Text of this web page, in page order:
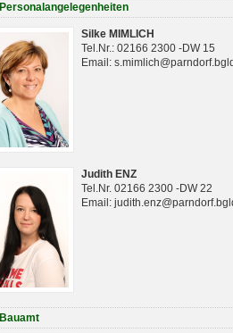
Personalangelegenheiten
Silke MIMLICH
Tel.Nr.: 02166 2300 -DW 15
Email:
Judith ENZ
Tel.Nr. 02166 2300 -DW 22
Email:
Bauamt